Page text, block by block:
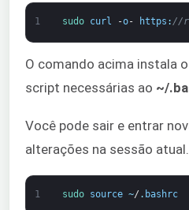
1 sudo curl -o- https : //
O comando acima instala
script necessárias ao ~/
Você pode sair e entrar
alterações na sessão atual.
1 sudo source ~/ . bashrc